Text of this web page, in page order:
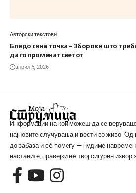
Авторски текстови
Бледо сина точка – Зборови што
да го променат светот
април 5, 2026
Информации на кои можеш да се
најновите случувања и вести во живо. Од
до забава и сè помеѓу — нудиме
настаните, правејќи нè твој сигурен извор